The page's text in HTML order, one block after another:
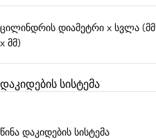
ცილინდრის დიამეტრი x სვლა (მმ
x მმ)
დაკიდების სისტემა
წინა დაკიდების სისტემა